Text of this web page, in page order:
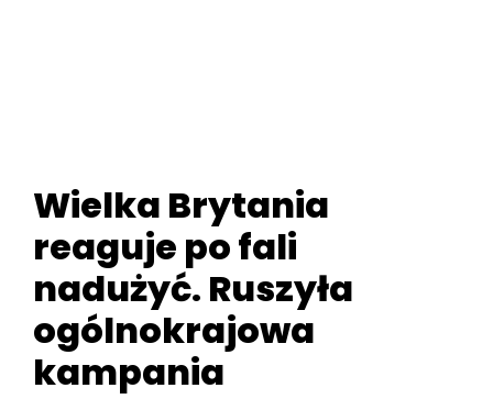
Wielka Brytania
reaguje po fali
nadużyć. Ruszyła
ogólnokrajowa
kampania